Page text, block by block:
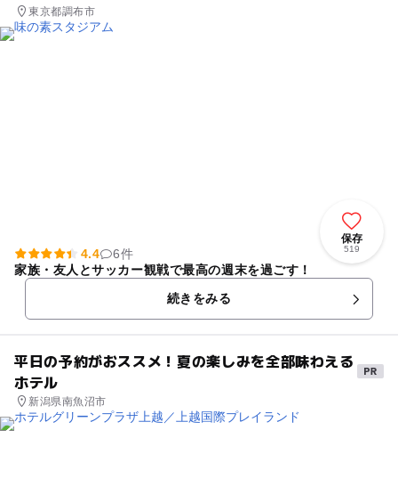
東京都調布市
保存
519
4.4
6件
家族・友人とサッカー観戦で最高の週末を過ごす！
続きをみる
平日の予約がおススメ！夏の楽しみを全部味わえる
ホテル
新潟県南魚沼市